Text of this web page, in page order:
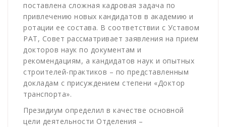
поставлена сложная кадровая задача по
привлечению новых кандидатов в академию и
ротации ее состава. В соответствии с Уставом
РАТ, Совет рассматривает заявления на прием
докторов наук по документам и
рекомендациям, а кандидатов наук и опытных
строителей-практиков – по представленным
докладам с присуждением степени «Доктор
транспорта».
Президиум определил в качестве основной
цели деятельности Отделения –